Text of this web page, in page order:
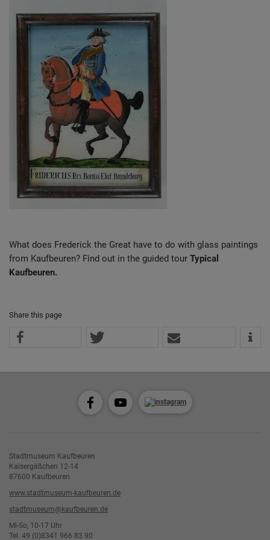
Seitenaufrufe als Statistik. Die hierdurch gespeicherten Daten werden
ausschließlich auf unseren eigenen Servern gespeichert. Eine
Übertragung an Dritte erfolgt nicht. Wir verwenden die Funktion
AnonymizeIP zur Anonymisierung Ihrer IP-Adresse, so dass diese gekürzt
wird und nicht mehr Ihrem Besuch auf unserer Internetseite zugeordnet
werden kann.
YouTube / Vimeo
Videos werden über die Plattformen YouTube oder Vimeo eingebunden.
Wir nutzen YouTube im erweiterten Datenschutzmodus. Dieser Modus
bewirkt laut YouTube, dass YouTube keine Informationen über die
Besucher auf dieser Website speichert, bevor diese sich das Video
Eingebundene Inhalte
Optional sind externe Inhalte auf den Seiten dieser Website
What does Frederick the Great have to do with glass paintings
from Kaufbeuren? Find out in the guided tour Typical
Kaufbeuren.
Share this page
Stadtmuseum Kaufbeuren
Kaisergäßchen 12-14
87600 Kaufbeuren
www.stadtmuseum-kaufbeuren.de
stadtmuseum@kaufbeuren.de
Mi-So, 10-17 Uhr
Tel. 49 (0)8341 966 83 90